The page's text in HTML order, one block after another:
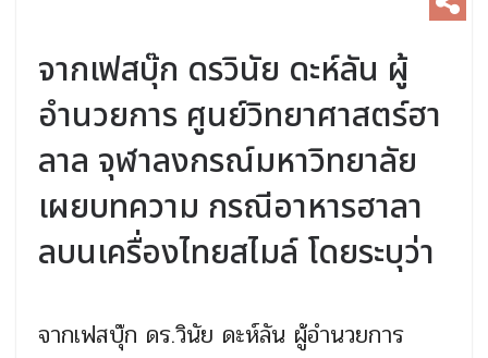
จากเฟสบุ๊ก ดรวินัย ดะห์ลัน ผู้
อำนวยการ ศูนย์วิทยาศาสตร์ฮา
ลาล จุฬาลงกรณ์มหาวิทยาลัย
เผยบทความ กรณีอาหารฮาลา
ลบนเครื่องไทยสไมล์ โดยระบุว่า
จากเฟสบุ๊ก ดร.วินัย ดะห์ลัน ผู้อำนวยการ